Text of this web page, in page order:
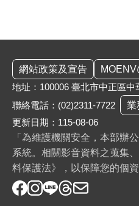
網站政策及宣告
地址：100006 臺北市中正區中
聯絡電話： (02)2311-7722
業
更新日期：115-08-06
「為維護機關安全，本部辦
系統。相關影音資料之蒐集
料保護法》，以保障您的個資